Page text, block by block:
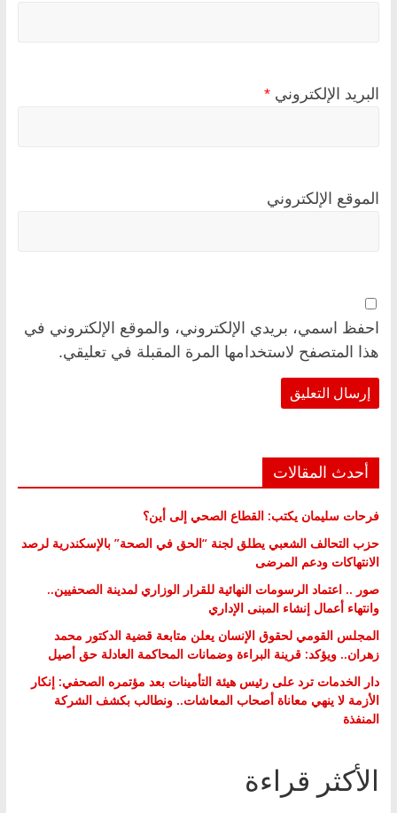
البريد الإلكتروني *
الموقع الإلكتروني
احفظ اسمي، بريدي الإلكتروني، والموقع الإلكتروني في
هذا المتصفح لاستخدامها المرة المقبلة في تعليقي.
أحدث المقالات
فرحات سليمان يكتب: القطاع الصحي إلى أين؟
حزب التحالف الشعبي يطلق لجنة “الحق في الصحة” بالإسكندرية لرصد
الانتهاكات ودعم المرضى
صور .. اعتماد الرسومات النهائية للقرار الوزاري لمدينة الصحفيين..
وانتهاء أعمال إنشاء المبنى الإداري
المجلس القومي لحقوق الإنسان يعلن متابعة قضية الدكتور محمد
زهران.. ويؤكد: قرينة البراءة وضمانات المحاكمة العادلة حق أصيل
دار الخدمات ترد على رئيس هيئة التأمينات بعد مؤتمره الصحفي: إنكار
الأزمة لا ينهي معاناة أصحاب المعاشات.. ونطالب بكشف الشركة
المنفذة
الأكثر قراءة